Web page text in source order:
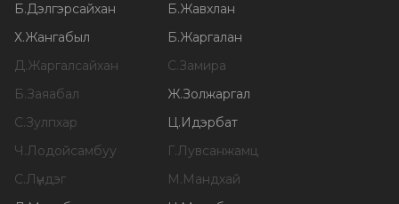
Б.Дэлгэрсайхан Б.Жавхлан
Х.Жангабыл Б.Жаргалан
Д.Жаргалсайхан С.Замира
Б.Заяабал Ж.Золжаргал
С.Зулпхар Ц.Идэрбат
Ч.Лодойсамбуу Г.Лувсанжамц
С.Лүндэг М.Мандхай